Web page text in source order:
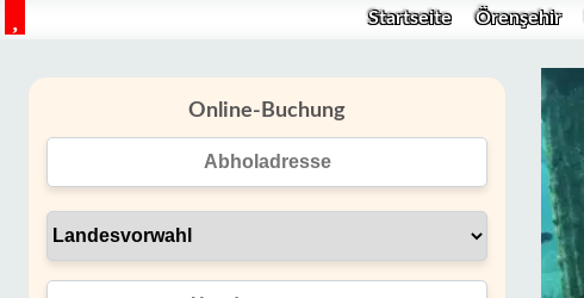
Startseite Örenşehir
Online-Buchung